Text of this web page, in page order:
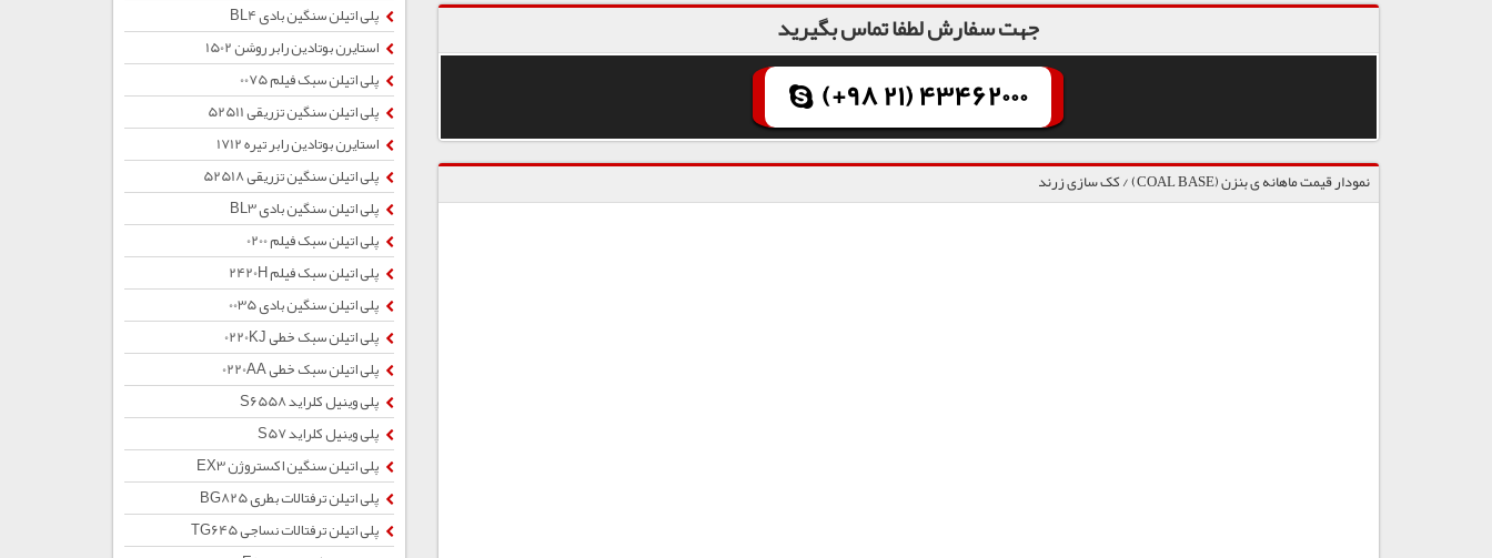
جهت سفارش لطفا تماس بگیرید
(+98 21) 43462000
نمودار قیمت ماهانه ی بنزن (COAL BASE) / کک سازی زرند
پلی اتیلن سنگین بادی BL4
استایرن بوتادین رابر روشن 1502
پلی اتیلن سبک فیلم 0075
پلی اتیلن سنگین تزریقی 52511
استایرن بوتادین رابر تیره 1712
پلی اتیلن سنگین تزریقی 52518
پلی اتیلن سنگین بادی BL3
پلی اتیلن سبک فیلم 0200
پلی اتیلن سبک فیلم 2420H
پلی اتیلن سنگین بادی 0035
پلی اتیلن سبک خطی 0220KJ
پلی اتیلن سبک خطی 0220AA
پلی وینیل کلراید S6558
پلی وینیل کلراید S57
پلی اتیلن سنگین اکستروژن EX3
پلی اتیلن ترفتالات بطری BG825
پلی اتیلن ترفتالات نساجی TG645